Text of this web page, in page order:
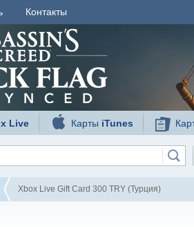
Контакты
Live Карты iTunes
Xbox Live Gift Card 300 TRY (Турция)